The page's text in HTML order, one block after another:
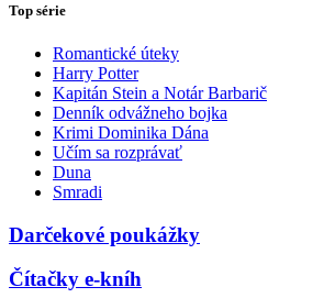
Top série
Romantické úteky
Harry Potter
Kapitán Stein a Notár Barbarič
Denník odvážneho bojka
Krimi Dominika Dána
Učím sa rozprávať
Duna
Smradi
Darčekové poukážky
Čítačky e-kníh